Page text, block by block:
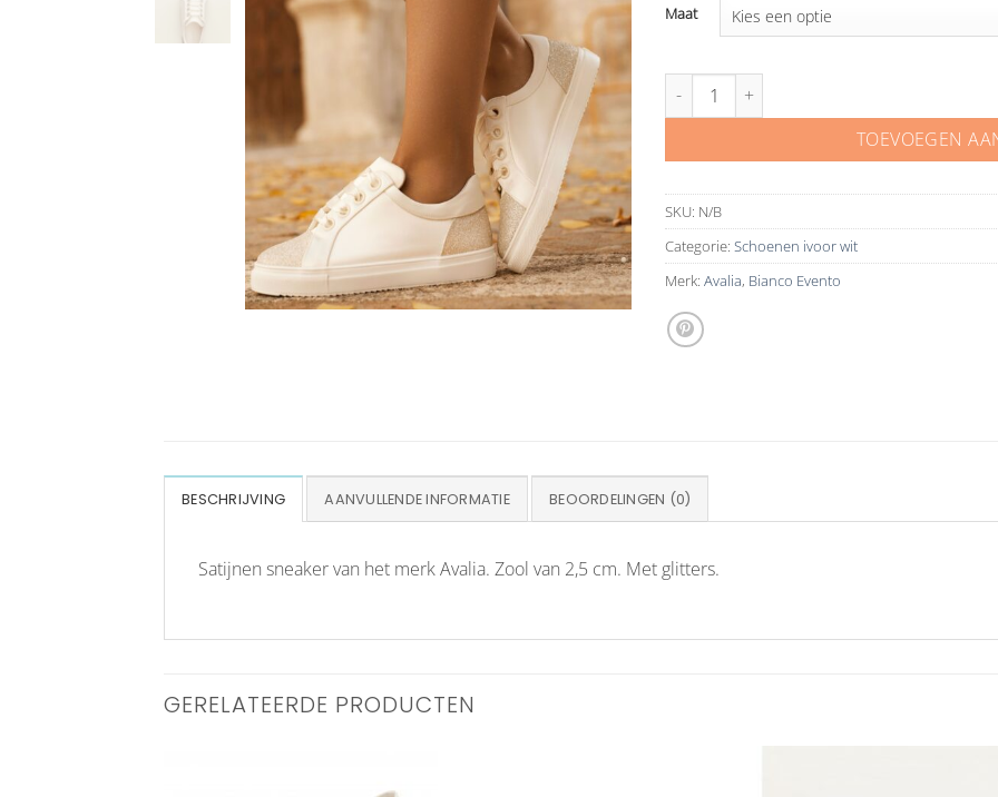
Maat
Bianco Evento Avalia Satijnen sneaker met
TOEVOEGEN
SKU: N/B
Categorie: Schoenen ivoor wit
Merk: Avalia, Bianco Evento
BESCHRIJVING AANVULLENDE INFORMATIE BEOORDELINGEN (0)
Satijnen sneaker van het merk Avalia. Zool van 2,5 cm. Met glitters.
GERELATEERDE PRODUCTEN